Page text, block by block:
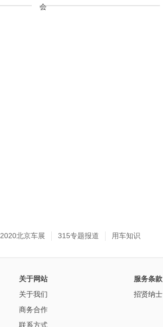
会
2020北京车展 315专题报道 用车知识
关于网站
关于我们
商务合作
联系方式
服务条款
招贤纳士